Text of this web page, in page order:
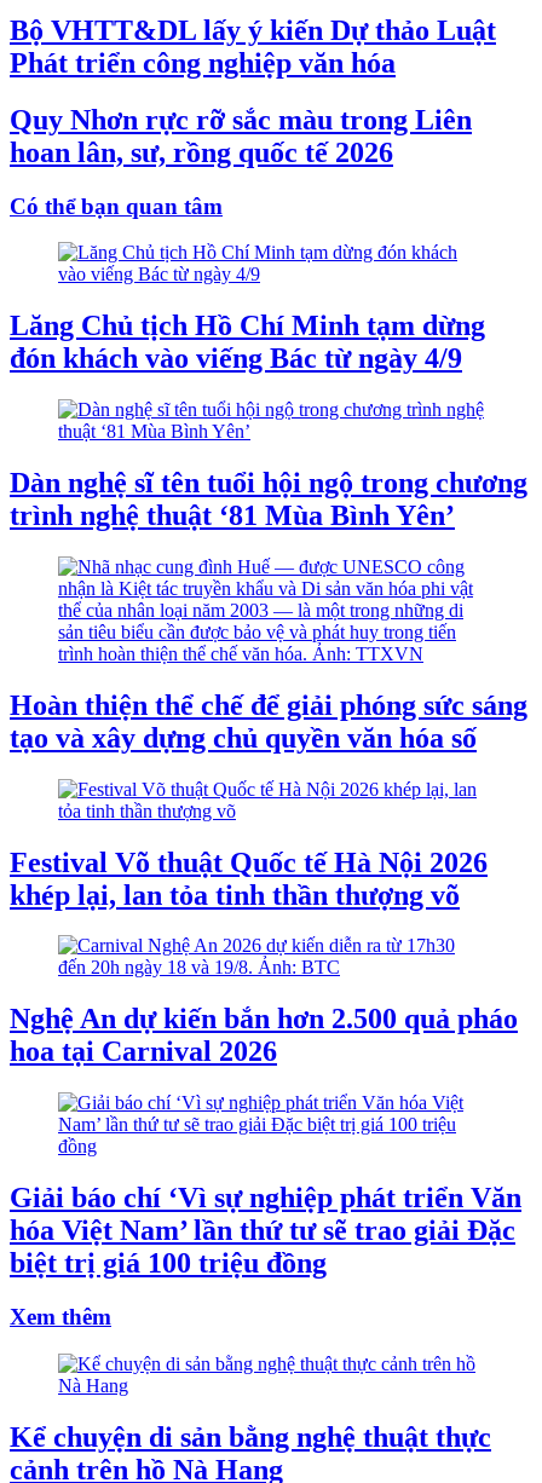
Bộ VHTT&DL lấy ý kiến Dự thảo Luật
Phát triển công nghiệp văn hóa
Quy Nhơn rực rỡ sắc màu trong Liên
hoan lân, sư, rồng quốc tế 2026
Có thể bạn quan tâm
Lăng Chủ tịch Hồ Chí Minh tạm dừng
đón khách vào viếng Bác từ ngày 4/9
Dàn nghệ sĩ tên tuổi hội ngộ trong chương
trình nghệ thuật ‘81 Mùa Bình Yên’
Hoàn thiện thể chế để giải phóng sức sáng
tạo và xây dựng chủ quyền văn hóa số
Festival Võ thuật Quốc tế Hà Nội 2026
khép lại, lan tỏa tinh thần thượng võ
Nghệ An dự kiến bắn hơn 2.500 quả pháo
hoa tại Carnival 2026
Giải báo chí ‘Vì sự nghiệp phát triển Văn
hóa Việt Nam’ lần thứ tư sẽ trao giải Đặc
biệt trị giá 100 triệu đồng
Xem thêm
Kể chuyện di sản bằng nghệ thuật thực
cảnh trên hồ Nà Hang